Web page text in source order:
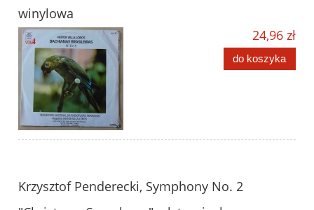
winylowa
24,96 zł
do koszyka
Krzysztof Penderecki, Symphony No. 2